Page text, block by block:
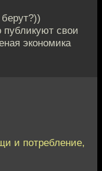
публикуют свои
экономика
и потребление,